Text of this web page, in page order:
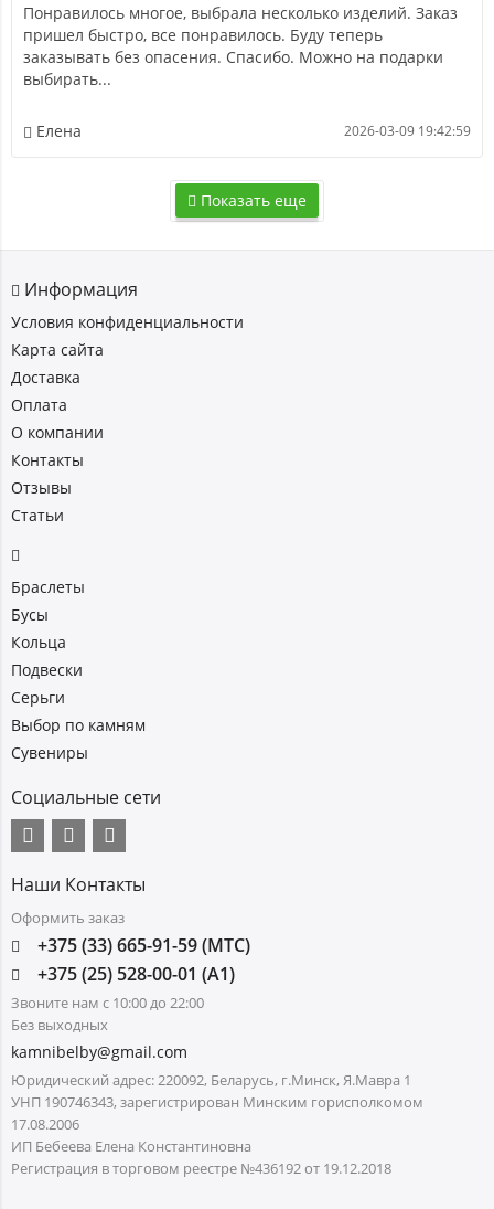
Понравилось многое, выбрала несколько изделий. Заказ
пришел быстро, все понравилось. Буду теперь
заказывать без опасения. Спасибо. Можно на подарки
выбирать...
Елена 2026-03-09 19:42:59
Показать еще
Информация
Условия конфиденциальности
Карта сайта
Доставка
Оплата
О компании
Контакты
Отзывы
Статьи
Браслеты
Бусы
Кольца
Подвески
Серьги
Выбор по камням
Сувениры
Социальные сети
Наши Контакты
Оформить заказ
+375 (33) 665-91-59 (МТС)
+375 (25) 528-00-01 (А1)
Звоните нам с 10:00 до 22:00
Без выходных
kamnibelby@gmail.com
Юридический адрес: 220092, Беларусь, г.Минск, Я.Мавра 1
УНП 190746343, зарегистрирован Минским горисполкомом
17.08.2006
ИП Бебеева Елена Константиновна
Регистрация в торговом реестре №436192 от 19.12.2018